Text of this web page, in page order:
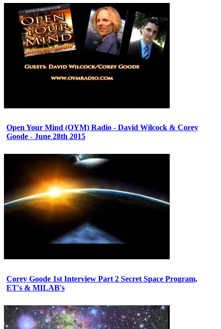
Open Your Mind (OYM) Radio - David Wilcock & Corey
Goode - June 28th 2015
Corey Goode 1st Interview Part 2 Secret Space Program,
ET's & MILAB's